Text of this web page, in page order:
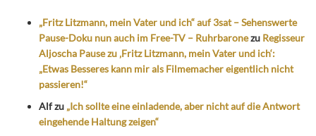
„Fritz Litzmann, mein Vater und ich“ auf 3sat – Sehenswerte
Pause-Doku nun auch im Free-TV – Ruhrbaronezu Regisseur
Aljoscha Pause zu ‚Fritz Litzmann, mein Vater und ich‘:
„Etwas Besseres kann mir als Filmemacher eigentlich nicht
passieren!“
Alfzu „Ich sollte eine einladende, aber nicht auf die Antwort
eingehende Haltung zeigen“